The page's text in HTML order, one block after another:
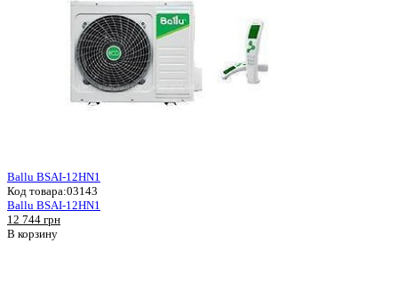
Ballu BSAI-12HN1
Код товара:03143
Ballu BSAI-12HN1
12 744 грн
В корзину